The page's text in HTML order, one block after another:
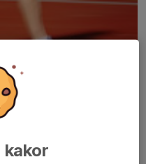
nyheterna på hemsidan. För
loggar du in högst upp till
kakor